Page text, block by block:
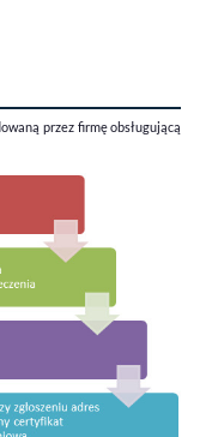
przez firmę obsługującą